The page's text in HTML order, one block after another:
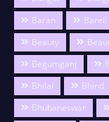
Baran
Bareli
Beauty
Begumganj
Bhilai
Bhind
Bhubaneswar